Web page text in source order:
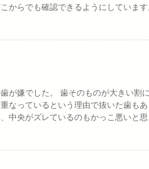
からでも確認できるようにしていま
が嫌でした。 歯そのものが大きい割
なっているという理由で抜いた歯も
中央がズレているのもかっこ悪いと